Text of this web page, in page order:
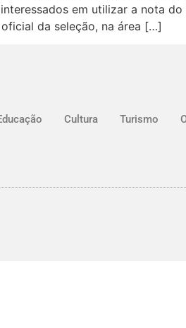
em utilizar a nota
da seleção, na área […]
Cultura Turismo